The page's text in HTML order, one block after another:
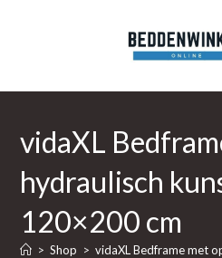
vidaXL
hydraulisch
120×200 cm
> Shop > vidaXL Bedframe met